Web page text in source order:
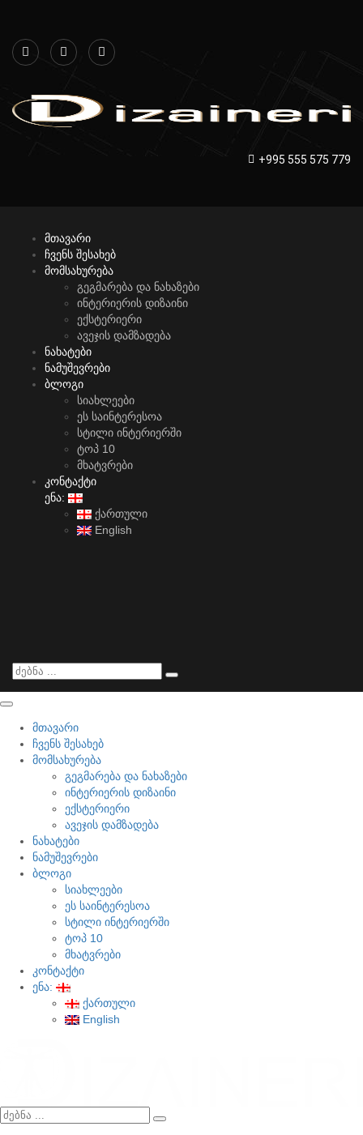
+995 555 575 779
მთავარი
ჩვენს შესახებ
მომსახურება
გეგმარება და ნახაზები
ინტერიერის დიზაინი
ექსტერიერი
ავეჯის დამზადება
ნახატები
ნამუშევრები
ბლოგი
სიახლეები
ეს საინტერესოა
სტილი ინტერიერში
ტოპ 10
მხატვრები
კონტაქტი
ენა:
ქართული
English
მთავარი
ჩვენს შესახებ
მომსახურება
გეგმარება და ნახაზები
ინტერიერის დიზაინი
ექსტერიერი
ავეჯის დამზადება
ნახატები
ნამუშევრები
ბლოგი
სიახლეები
ეს საინტერესოა
სტილი ინტერიერში
ტოპ 10
მხატვრები
კონტაქტი
ენა:
ქართული
English